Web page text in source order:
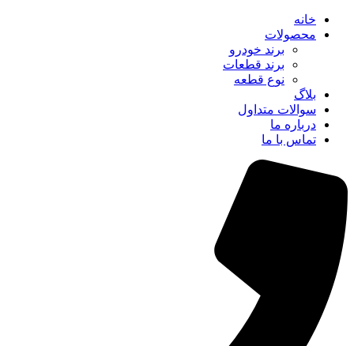
خانه
محصولات
برند خودرو
برند قطعات
نوع قطعه
بلاگ
سوالات متداول
درباره ما
تماس با ما